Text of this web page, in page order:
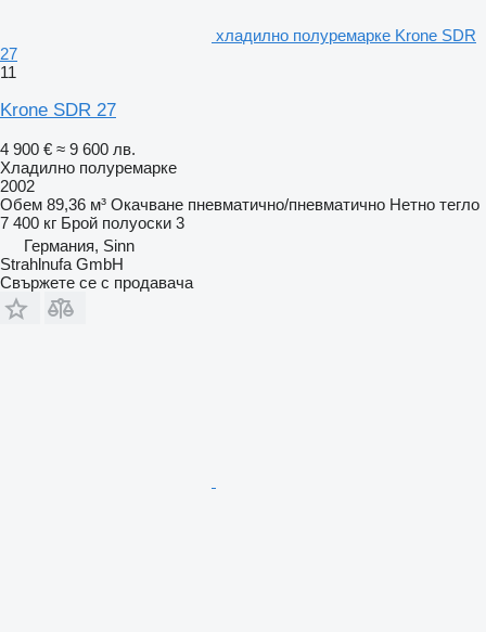
хладилно полуремарке Krone SDR
27
11
Krone SDR 27
4 900 € ≈ 9 600 лв.
Хладилно полуремарке
2002
Обем 89,36 м³ Окачване пневматично/пневматично Нетно тегло
7 400 кг Брой полуоски 3
Германия, Sinn
Strahlnufa GmbH
Свържете се с продавача